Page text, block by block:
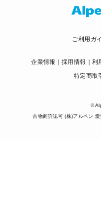
ご利用ガ
企業情報 採用情報 利
特定商取
©
古物商許認可 (株)アルペン